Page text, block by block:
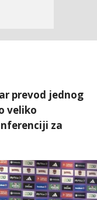
prevod jednog
veliko
za